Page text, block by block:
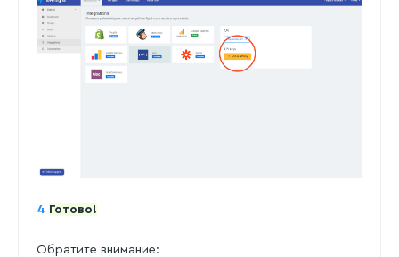
4 Готово!
Обратите внимание: